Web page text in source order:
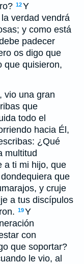
12Y
verdad vendrá
y como está
padecer
os digo que
que quisieron,
vio una gran
que
todo el
hacia Él,
¿Qué
multitud
a ti mi hijo, que
que
y cruje
a tus discípulos
19Y
con
que soportar?
le vio, al